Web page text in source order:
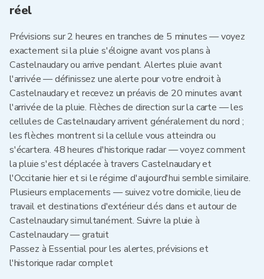
réel
Prévisions sur 2 heures en tranches de 5 minutes — voyez
exactement si la pluie s'éloigne avant vos plans à
Castelnaudary ou arrive pendant. Alertes pluie avant
l'arrivée — définissez une alerte pour votre endroit à
Castelnaudary et recevez un préavis de 20 minutes avant
l'arrivée de la pluie. Flèches de direction sur la carte — les
cellules de Castelnaudary arrivent généralement du nord ;
les flèches montrent si la cellule vous atteindra ou
s'écartera. 48 heures d'historique radar — voyez comment
la pluie s'est déplacée à travers Castelnaudary et
l'Occitanie hier et si le régime d'aujourd'hui semble similaire.
Plusieurs emplacements — suivez votre domicile, lieu de
travail et destinations d'extérieur clés dans et autour de
Castelnaudary simultanément. Suivre la pluie à
Castelnaudary — gratuit
Passez à Essential pour les alertes, prévisions et
l'historique radar complet